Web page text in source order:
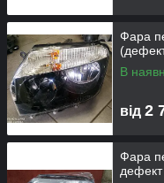
Фара
В
від 2
Фара